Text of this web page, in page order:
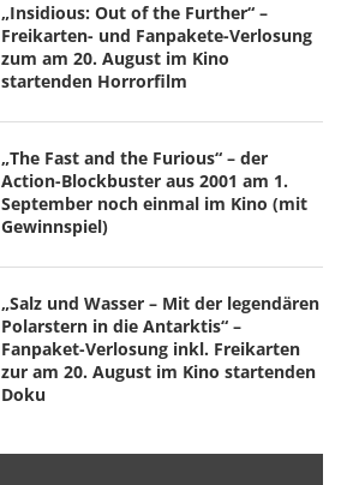
„Insidious: Out of the Further“ –
Freikarten- und Fanpakete-Verlosung
zum am 20. August im Kino
startenden Horrorfilm
„The Fast and the Furious“ – der
Action-Blockbuster aus 2001 am 1.
September noch einmal im Kino (mit
Gewinnspiel)
„Salz und Wasser – Mit der legendären
Polarstern in die Antarktis“ –
Fanpaket-Verlosung inkl. Freikarten
zur am 20. August im Kino startenden
Doku